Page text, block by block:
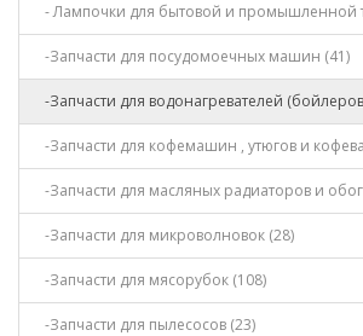
- Лампочки для бытовой и промышленной
-Запчасти для посудомоечных машин (41)
-Запчасти для водонагревателей
-Запчасти для кофемашин , утюгов и
-Запчасти для масляных радиаторов и
-Запчасти для микроволновок (28)
-Запчасти для мясорубок (108)
-Запчасти для пылесосов (23)